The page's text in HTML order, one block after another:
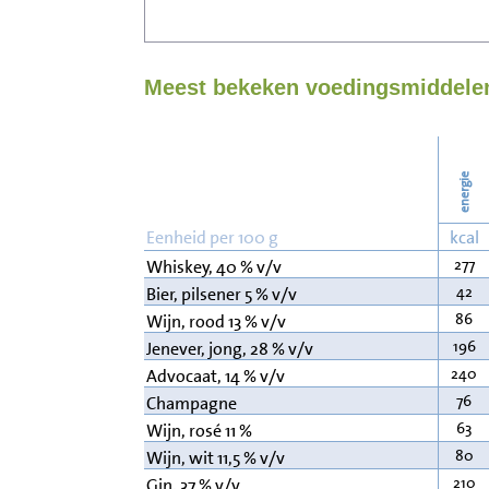
Meest bekeken
energie
Eenheid per 100 g kcal
Whiskey, 40 % v/v
277
Bier, pilsener 5 % v/v 42
Wijn, rood 13 % v/v 86
Jenever, jong, 28 % v/v 196
Advocaat, 14 % v/v 240
Champagne 76
Wijn, rosé 11 % 63
Wijn, wit 11,5 % v/v 80
210